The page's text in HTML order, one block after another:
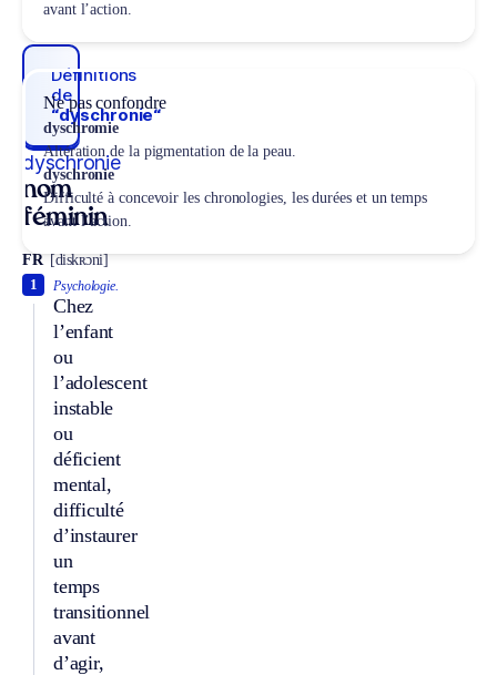
Définitions
de
“dyschronie“
dyschronie
nom
féminin
FR [diskʀɔni]
Psychologie.
Chez
l’enfant
ou
l’adolescent
instable
ou
déficient
mental,
difficulté
d’instaurer
un
temps
transitionnel
avant
d’agir,
1
avant l’action.
Ne pas confondre
dyschromie
Altération de la pigmentation de la peau.
dyschronie
Difficulté à concevoir les chronologies, les durées et un temps
avant l’action.